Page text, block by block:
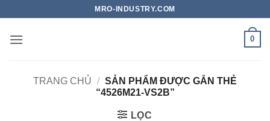
nội
MRO-INDUSTRY.COM
0
TRANG CHỦ / SẢN PHẨM ĐƯỢC GẮN THẺ
“4526M21-VS2B”
LỌC